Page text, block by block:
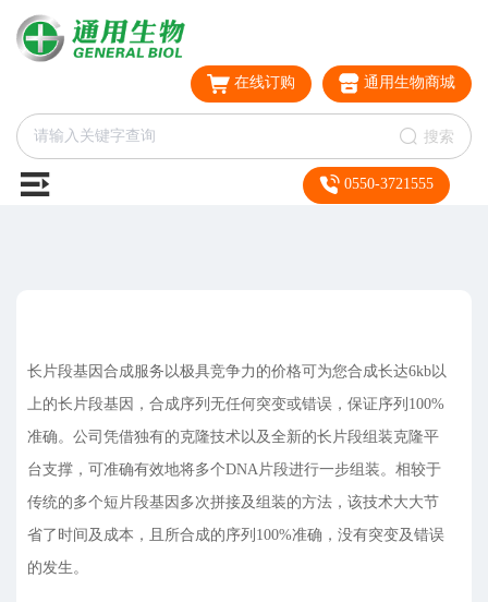
在线订购 通用生物商城
搜索
0550-3721555
长片段基因合成服务以极具竞争力的价格可为您合成长达6kb以
上的长片段基因，合成序列无任何突变或错误，保证序列100%
准确。公司凭借独有的克隆技术以及全新的长片段组装克隆平
台支撑，可准确有效地将多个DNA片段进行一步组装。相较于
传统的多个短片段基因多次拼接及组装的方法，该技术大大节
省了时间及成本，且所合成的序列100%准确，没有突变及错误
的发生。